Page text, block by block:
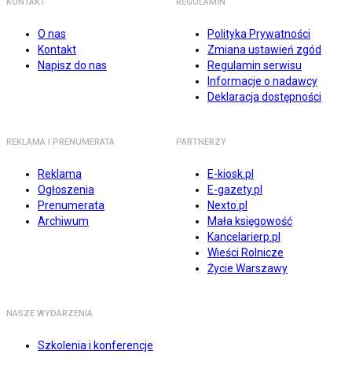
O nas
Kontakt
Napisz do nas
Polityka Prywatności
Zmiana ustawień zgód
Regulamin serwisu
Informacje o nadawcy
Deklaracja dostępności
REKLAMA I PRENUMERATA
Reklama
Ogłoszenia
Prenumerata
Archiwum
PARTNERZY
E-kiosk.pl
E-gazety.pl
Nexto.pl
Mała księgowość
Kancelarierp.pl
Wieści Rolnicze
Życie Warszawy
NASZE WYDARZENIA
Szkolenia i konferencje